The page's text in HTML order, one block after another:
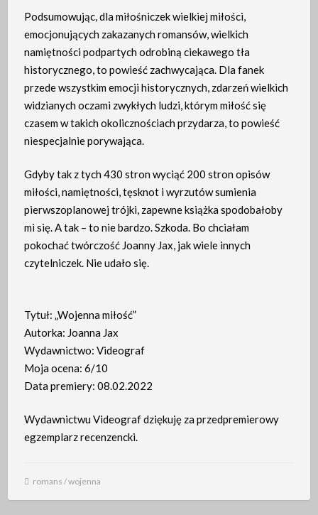
Podsumowując, dla miłośniczek wielkiej miłości,
emocjonujących zakazanych romansów, wielkich
namiętności podpartych odrobiną ciekawego tła
historycznego, to powieść zachwycająca. Dla fanek
przede wszystkim emocji historycznych, zdarzeń wielkich
widzianych oczami zwykłych ludzi, którym miłość się
czasem w takich okolicznościach przydarza, to powieść
niespecjalnie porywająca.
Gdyby tak z tych 430 stron wyciąć 200 stron opisów
miłości, namiętności, tęsknot i wyrzutów sumienia
pierwszoplanowej trójki, zapewne książka spodobałoby
mi się. A tak – to nie bardzo. Szkoda. Bo chciałam
pokochać twórczość Joanny Jax, jak wiele innych
czytelniczek. Nie udało się.
Tytuł: „Wojenna miłość”
Autorka: Joanna Jax
Wydawnictwo: Videograf
Moja ocena: 6/10
Data premiery: 08.02.2022
Wydawnictwu Videograf dziękuję za przedpremierowy
egzemplarz recenzencki.
romans /wojenna